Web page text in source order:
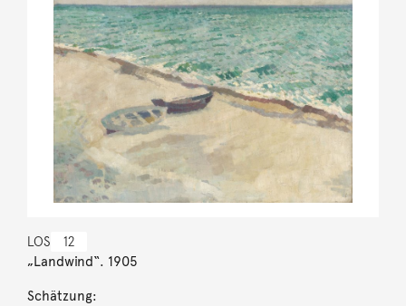
LOS 12
„Landwind“. 1905
Schätzung: